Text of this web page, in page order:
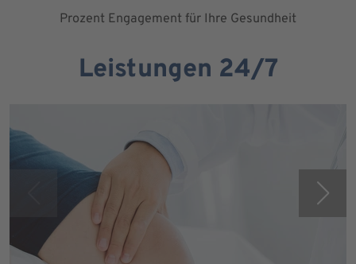
Prozent Engagement für Ihre Gesundheit
Leistungen 24/7